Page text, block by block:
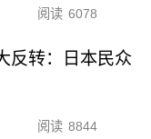
阅读 6078
反转：日本民众
阅读 8844